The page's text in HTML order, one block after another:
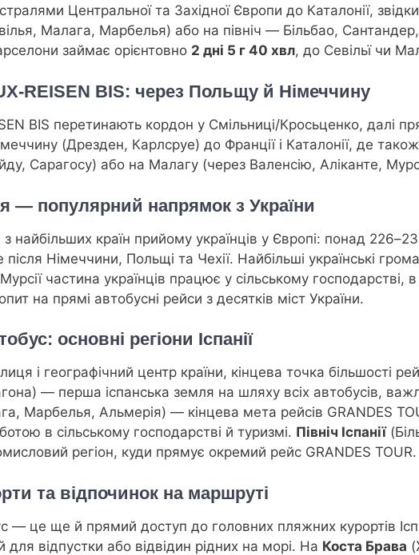
Центральної та Західної Європи до Каталонії,
Малага, Марбелья) або на північ — Більбао,
займає орієнтовно 2 дні 5 г 40 хвл, до Севільї чи
REISEN BIS: через Польщу й Німеччину
BIS перетинають кордон у Смільниці/Кросьценко, далі
(Дрезден, Карлсруе) до Франції і Каталонії, де
Сарагосу) або на Малагу (через Валенсію, Аліканте,
— популярний напрямок з України
найбільших країн прийому українців у Європі: понад
після Німеччини, Польщі та Чехії. Найбільші українські
частина українців працює у сільському господарстві,
на прямі автобусні рейси з десятків міст України.
основні регіони Іспанії
і географічний центр країни, кінцева точка більшості
— перша іспанська земля на шляху всіх автобусів,
Марбелья, Альмерія) — кінцева мета рейсів GRANDES
в сільському господарстві й туризмі. Північ Іспанії
регіон, куди прямує окремий рейс GRANDES TOUR.
та відпочинок на маршруті
— це ще й прямий доступ до головних пляжних курортів
для відпустки або відвідин рідних на морі. На Костa Брава